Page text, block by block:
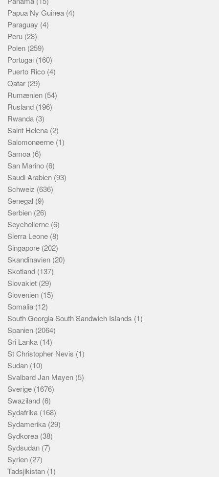
Papua Ny Guinea (4)
Paraguay (4)
Peru (28)
Polen (259)
Portugal (160)
Puerto Rico (4)
Qatar (29)
Rumænien (54)
Rusland (196)
Rwanda (3)
Saint Helena (2)
Salomonøerne (1)
Samoa (6)
San Marino (6)
Saudi Arabien (93)
Schweiz (636)
Senegal (9)
Serbien (26)
Seychellerne (6)
Sierra Leone (8)
Singapore (202)
Skandinavien (20)
Skotland (137)
Slovakiet (29)
Slovenien (15)
Somalia (12)
South Georgia South Sandwich Islands (1)
Spanien (2064)
Sri Lanka (14)
St Christopher Nevis (1)
Sudan (10)
Svalbard Jan Mayen (5)
Sverige (1676)
Swaziland (6)
Sydafrika (168)
Sydamerika (29)
Sydkorea (38)
Sydsudan (7)
Syrien (27)
Tadsjikistan (1)